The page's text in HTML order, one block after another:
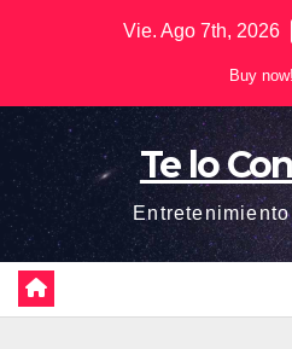
Vie. Ago 7th, 2026
Buy now!
Te lo